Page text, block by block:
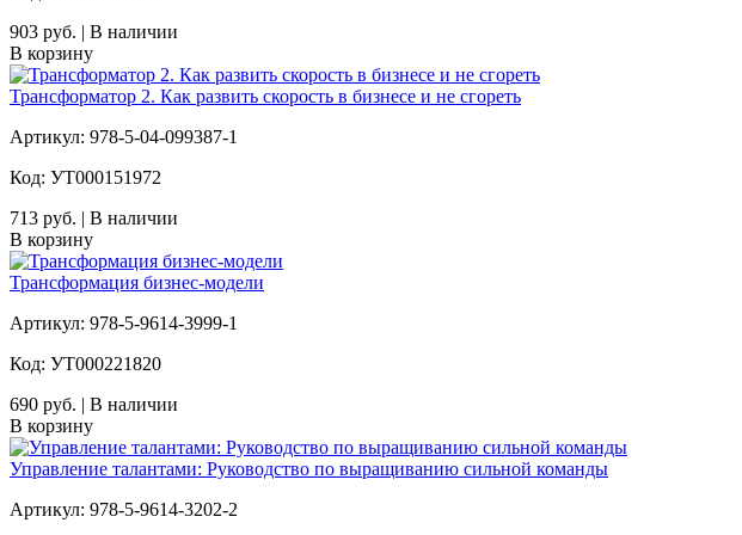
903 руб. | В наличии
В корзину
Трансформатор 2. Как развить скорость в бизнесе и не сгореть
Артикул: 978-5-04-099387-1
Код: УТ000151972
713 руб. | В наличии
В корзину
Трансформация бизнес-модели
Артикул: 978-5-9614-3999-1
Код: УТ000221820
690 руб. | В наличии
В корзину
Управление талантами: Руководство по выращиванию сильной команды
Артикул: 978-5-9614-3202-2